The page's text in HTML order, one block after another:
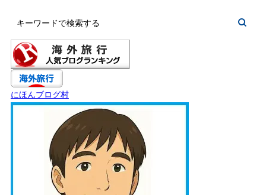
にほんブログ村